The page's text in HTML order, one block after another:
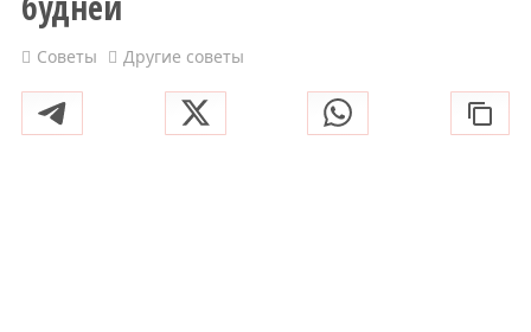
Советы Другие советы